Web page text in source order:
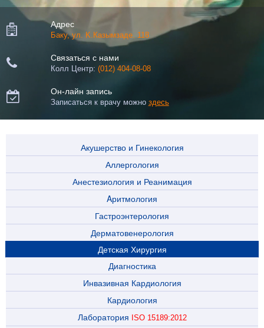
 Адрес
Баку, ул. K.Казымзаде. 118
 Связаться с нами
Колл Центр: (012) 404-08-08
 Он-лайн запись
Записаться к врачу можно здесь
Акушерство и Гинекология
Аллергология
Анестезиология и Реанимация
Aритмология
Гастроэнтерология
Дерматовенерология
Детская Хирургия
Диагностика
Инвазивная Кардиология
Кардиология
Лаборатория ISO 15189:2012